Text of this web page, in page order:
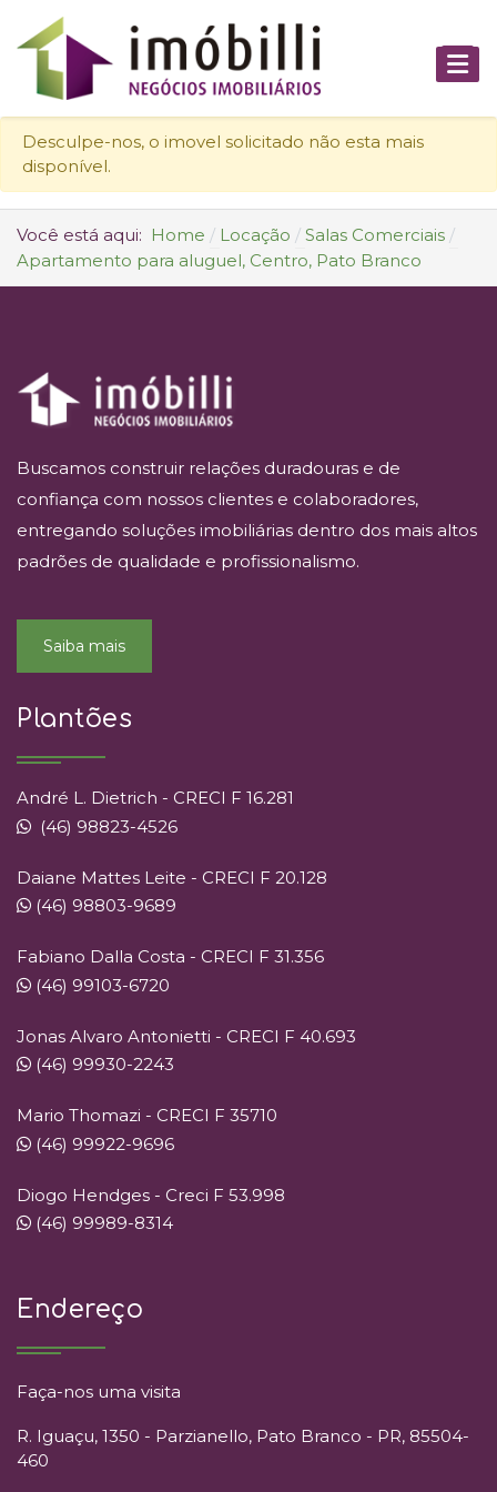
Desculpe-nos, o imovel solicitado não esta mais
disponível.
Você está aqui: Home Locação
Salas Comerciais
Apartamento para aluguel, Centro, Pato Branco
Buscamos construir relações duradouras e de
confiança com nossos clientes e colaboradores,
entregando soluções imobiliárias dentro dos mais altos
padrões de qualidade e profissionalismo.
Saiba mais
Plantões
André L. Dietrich - CRECI F 16.281
(46) 98823-4526
Daiane Mattes Leite - CRECI F 20.128
(46) 98803-9689
Fabiano Dalla Costa - CRECI F 31.356
(46) 99103-6720
Jonas Alvaro Antonietti - CRECI F 40.693
(46) 99930-2243
Mario Thomazi - CRECI F 35710
(46) 99922-9696
Diogo Hendges - Creci F 53.998
(46) 99989-8314
Endereço
Faça-nos uma visita
R. Iguaçu, 1350 - Parzianello, Pato Branco - PR, 85504-
460